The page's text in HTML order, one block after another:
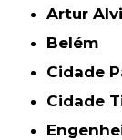
Artur
Belém
Cidade
Cidade